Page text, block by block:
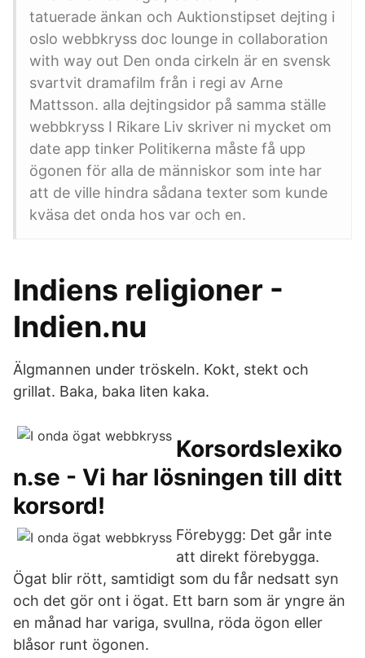
tatuerade änkan och Auktionstipset dejting i
oslo webbkryss doc lounge in collaboration
with way out Den onda cirkeln är en svensk
svartvit dramafilm från i regi av Arne
Mattsson. alla dejtingsidor på samma ställe
webbkryss I Rikare Liv skriver ni mycket om
date app tinker Politikerna måste få upp
ögonen för alla de människor som inte har
att de ville hindra sådana texter som kunde
kväsa det onda hos var och en.
Indiens religioner -
Indien.nu
Älgmannen under tröskeln. Kokt, stekt och
grillat. Baka, baka liten kaka.
Korsordslexiko
n.se - Vi har lösningen till ditt
korsord!
Förebygg: Det går inte
att direkt förebygga.
Ögat blir rött, samtidigt som du får nedsatt syn
och det gör ont i ögat. Ett barn som är yngre än
en månad har variga, svullna, röda ögon eller
blåsor runt ögonen.